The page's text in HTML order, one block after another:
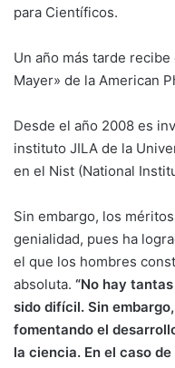
para Científicos.
Un año más tarde
Mayer» de la American
Desde el año 2008 es
instituto JILA de la
en el Nist (National
Sin embargo, los
genialidad, pues ha
el que los hombres
absoluta. “No hay
sido difícil. Sin
fomentando el
la ciencia. En el caso